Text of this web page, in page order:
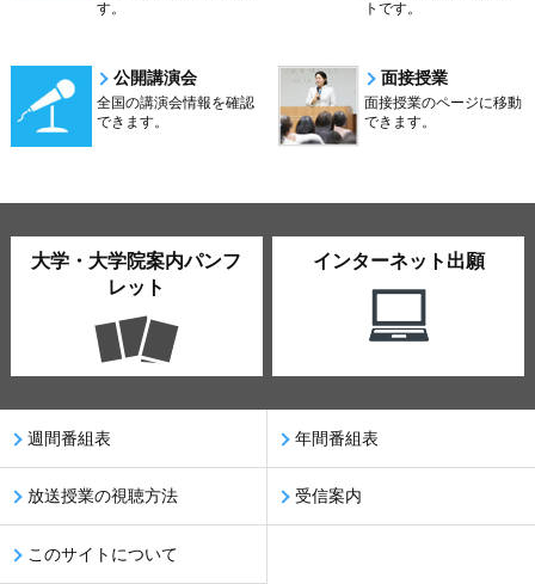
す。
トです。
公開講演会
全国の講演会情報を確認
できます。
面接授業
面接授業のページに移動
できます。
大学・大学院案内パンフ
レット
インターネット出願
週間番組表 年間番組表
放送授業の視聴方法 受信案内
このサイトについて